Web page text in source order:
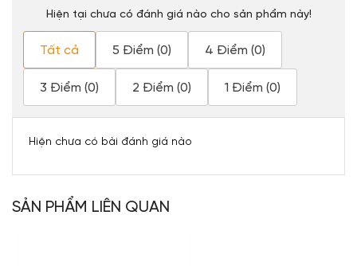
Hiện tại chưa có đánh giá nào cho sản phẩm này!
Tất cả 5 Điểm (0) 4 Điểm (0)
3 Điểm (0) 2 Điểm (0) 1 Điểm (0)
Hiện chưa có bài đánh giá nào
SẢN PHẨM LIÊN QUAN